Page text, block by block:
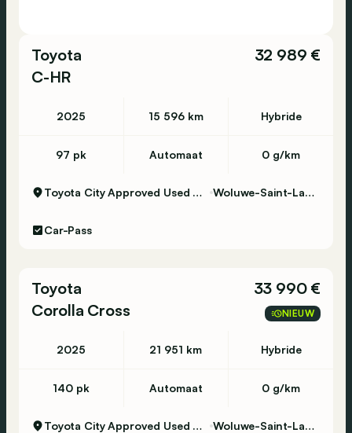
Toyota
C-HR
32 989 €
2025 15 596 km Hybride
97 pk Automaat 0 g/km
Toyota City Approved Used Woluwe Woluwe-Saint-Lambert
Car-Pass
Toyota
Corolla Cross
33 990 €
NIEUW
2025 21 951 km Hybride
140 pk Automaat 0 g/km
Toyota City Approved Used Woluwe Woluwe-Saint-Lambert